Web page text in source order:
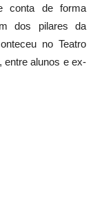
conta de forma
dos pilares da
no Teatro
entre alunos e ex-